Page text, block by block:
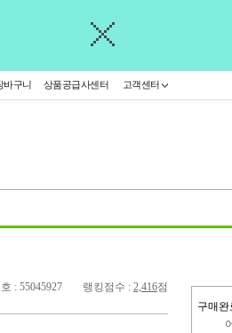
바구니 상품공급사센터 고객센터
구매완
오
: 55045927 랭킹점수 : 2,416점